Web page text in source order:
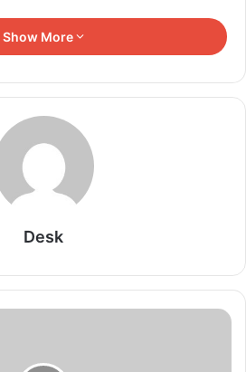
स्कूल में टीचर और बच्चों पर किया जानलेवा हमला; 8
7, 2026
का कहर! यूरोप की ‘गंगा’ सूखने के कगार पर,
6, 2026
Hasina Press Conference: दिल्ली से दिए
बांग्लादेश में मचा सियासी बवाल, मीडिया में तीखी
Show More
Desk